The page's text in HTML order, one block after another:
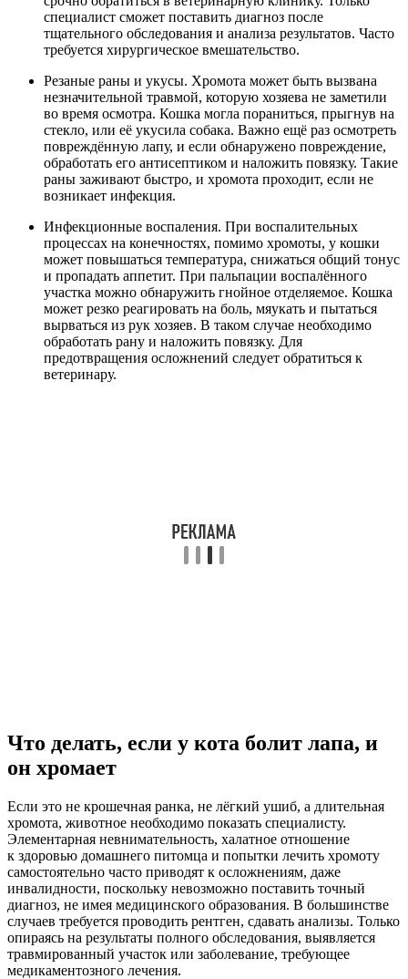
специалист сможет поставить диагноз после
тщательного обследования и анализа результатов. Часто
требуется хирургическое вмешательство.
Резаные раны и укусы. Хромота может быть вызвана
незначительной травмой, которую хозяева не заметили
во время осмотра. Кошка могла пораниться, прыгнув на
стекло, или её укусила собака. Важно ещё раз осмотреть
повреждённую лапу, и если обнаружено повреждение,
обработать его антисептиком и наложить повязку. Такие
раны заживают быстро, и хромота проходит, если не
возникает инфекция.
Инфекционные воспаления. При воспалительных
процессах на конечностях, помимо хромоты, у кошки
может повышаться температура, снижаться общий тонус
и пропадать аппетит. При пальпации воспалённого
участка можно обнаружить гнойное отделяемое. Кошка
может резко реагировать на боль, мяукать и пытаться
вырваться из рук хозяев. В таком случае необходимо
обработать рану и наложить повязку. Для
предотвращения осложнений следует обратиться к
ветеринару.
Что делать, если у кота болит лапа, и
он хромает
Если это не крошечная ранка, не лёгкий ушиб, а длительная
хромота, животное необходимо показать специалисту.
Элементарная невнимательность, халатное отношение
к здоровью домашнего питомца и попытки лечить хромоту
самостоятельно часто приводят к осложнениям, даже
инвалидности, поскольку невозможно поставить точный
диагноз, не имея медицинского образования. В большинстве
случаев требуется проводить рентген, сдавать анализы. Только
опираясь на результаты полного обследования, выявляется
травмированный участок или заболевание, требующее
медикаментозного лечения.